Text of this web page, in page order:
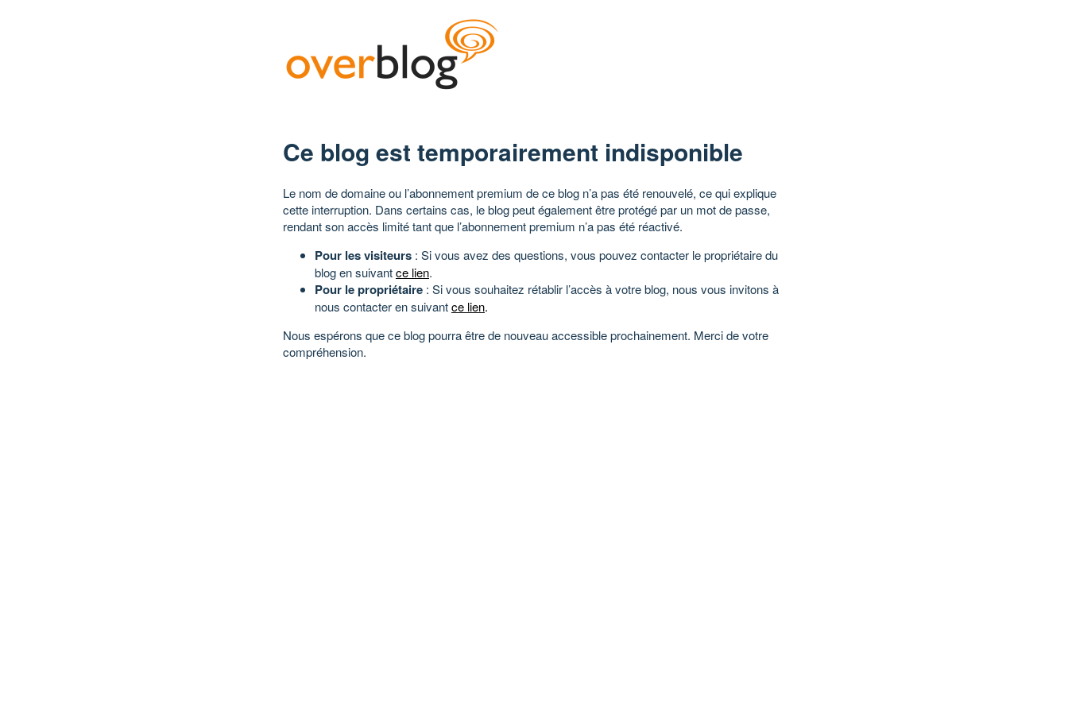
Ce blog est temporairement indisponible
Le nom de domaine ou l’abonnement premium de ce blog n’a pas été renouvelé, ce qui explique
cette interruption. Dans certains cas, le blog peut également être protégé par un mot de passe,
rendant son accès limité tant que l’abonnement premium n’a pas été réactivé.
Pour les visiteurs : Si vous avez des questions, vous pouvez contacter le propriétaire du
blog en suivantce lien.
Pour le propriétaire : Si vous souhaitez rétablir l’accès à votre blog, nous vous invitons à
nous contacter en suivantce lien.
Nous espérons que ce blog pourra être de nouveau accessible prochainement. Merci de votre
compréhension.